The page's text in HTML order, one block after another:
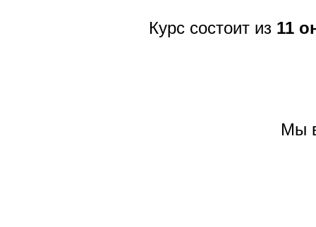
Курс состоит из 11
Мы